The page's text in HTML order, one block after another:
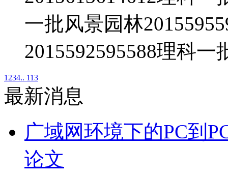
一批风景园林
2015592595588理科一
1 234.. 113
最新消息
广域网环境下的PC到
论文